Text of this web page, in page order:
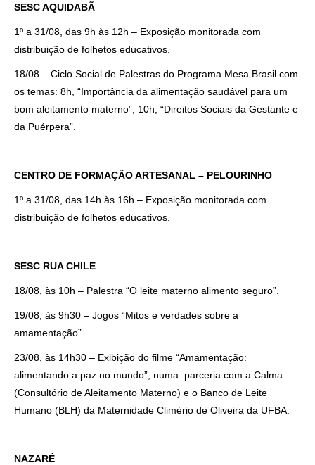
SESC AQUIDABÃ
1º a 31/08, das 9h às 12h – Exposição monitorada com
distribuição de folhetos educativos.
18/08 – Ciclo Social de Palestras do Programa Mesa Brasil com
os temas: 8h, “Importância da alimentação saudável para um
bom aleitamento materno”; 10h, “Direitos Sociais da Gestante e
da Puérpera”.
CENTRO DE FORMAÇÃO ARTESANAL – PELOURINHO
1º a 31/08, das 14h às 16h – Exposição monitorada com
distribuição de folhetos educativos.
SESC RUA CHILE
18/08, às 10h – Palestra “O leite materno alimento seguro”.
19/08, às 9h30 – Jogos “Mitos e verdades sobre a
amamentação”.
23/08, às 14h30 – Exibição do filme “Amamentação:
alimentando a paz no mundo”, numa parceria com a Calma
(Consultório de Aleitamento Materno) e o Banco de Leite
Humano (BLH) da Maternidade Climério de Oliveira da UFBA.
NAZARÉ